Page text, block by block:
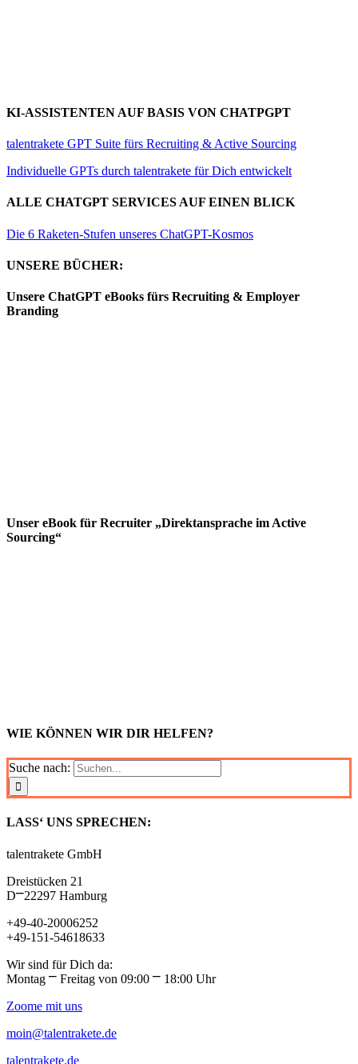
KI-ASSISTENTEN AUF BASIS VON CHATPGPT
talentrakete GPT Suite fürs Recruiting & Active Sourcing
Individuelle GPTs durch talentrakete für Dich entwickelt
ALLE CHATGPT SERVICES AUF EINEN BLICK
Die 6 Raketen-Stufen unseres ChatGPT-Kosmos
UNSERE BÜCHER:
Unsere ChatGPT eBooks fürs Recruiting & Employer
Branding
Unser eBook für Recruiter „Direktansprache im Active
Sourcing“
WIE KÖNNEN WIR DIR HELFEN?
Suche nach:
LASS‘ UNS SPRECHEN:
talentrakete GmbH
Dreistücken 21
D⎻22297 Hamburg
+49-40-20006252
+49-151-54618633
Wir sind für Dich da:
Montag ⎻ Freitag von 09:00 ⎻ 18:00 Uhr
Zoome mit uns
moin@talentrakete.de
talentrakete.de